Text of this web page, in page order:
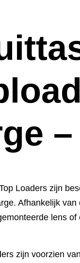
Loaders zijn
Afhankelijk
lens
zijn voorzien